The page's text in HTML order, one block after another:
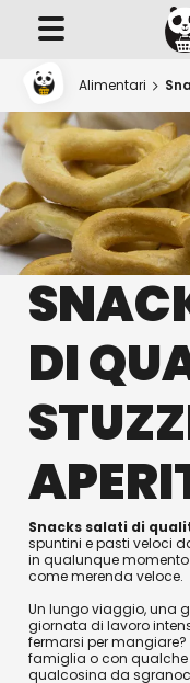
Alimentari
DI
Snacks salati di
spuntini e pasti veloci
in qualunque
come merenda veloce.
Un lungo viaggio, una
giornata di lavoro
fermarsi per
famiglia o con
qualcosina da